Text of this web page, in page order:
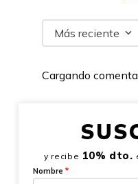
Más reciente
Cargando
y recibe 10% dto.
Nombre *